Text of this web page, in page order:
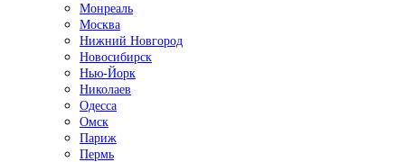
Монреаль
Москва
Нижний Новгород
Новосибирск
Нью-Йорк
Николаев
Одесса
Омск
Париж
Пермь